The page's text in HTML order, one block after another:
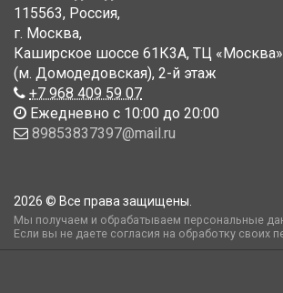
115563, Россия,
г. Москва,
Каширское шоссе 61К3А, ТЦ «Москва»
(м. Домодедовская), 2-й этаж
+7 968 409 59 07
Ежедневно с 10:00 до 20:00
89853837397@mail.ru
2026 © Все права защищены.
Мы получаем и обрабатываем персональные
Если вы не даете согласия на обработку